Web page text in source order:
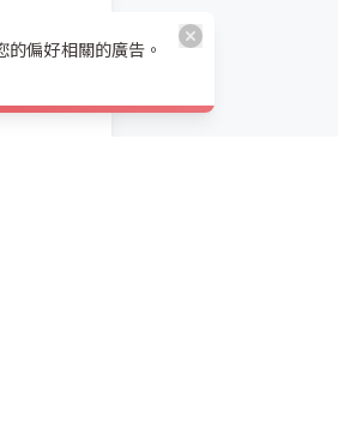
偏好相關的廣告。